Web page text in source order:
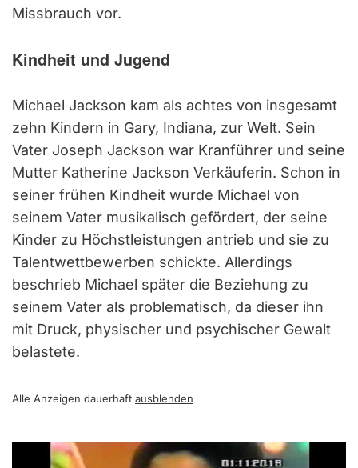
Missbrauch vor.
Kindheit und Jugend
Michael Jackson kam als achtes von insgesamt
zehn Kindern in Gary, Indiana, zur Welt. Sein
Vater Joseph Jackson war Kranführer und seine
Mutter Katherine Jackson Verkäuferin. Schon in
seiner frühen Kindheit wurde Michael von
seinem Vater musikalisch gefördert, der seine
Kinder zu Höchstleistungen antrieb und sie zu
Talentwettbewerben schickte. Allerdings
beschrieb Michael später die Beziehung zu
seinem Vater als problematisch, da dieser ihn
mit Druck, physischer und psychischer Gewalt
belastete.
Alle Anzeigen dauerhaft ausblenden